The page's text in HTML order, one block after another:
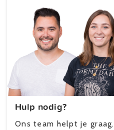
Hulp nodig?
Ons team helpt je graag.